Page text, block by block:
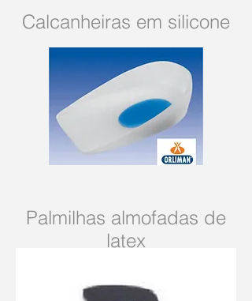
Calcanheiras em silicone
Palmilhas almofadas de
latex